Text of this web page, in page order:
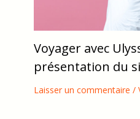
Voyager avec
présentation du
Laisser un commentaire /